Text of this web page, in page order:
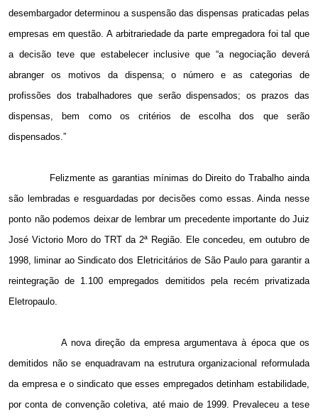
desembargador determinou a suspensão das dispensas praticadas pelas
empresas em questão. A arbitrariedade da parte empregadora foi tal que
a decisão teve que estabelecer inclusive que “a negociação deverá
abranger os motivos da dispensa; o número e as categorias de
profissões dos trabalhadores que serão dispensados; os prazos das
dispensas, bem como os critérios de escolha dos que serão
dispensados.”
Felizmente as garantias mínimas do Direito do Trabalho ainda
são lembradas e resguardadas por decisões como essas. Ainda nesse
ponto não podemos deixar de lembrar um precedente importante do Juiz
José Victorio Moro do TRT da 2ª Região. Ele concedeu, em outubro de
1998, liminar ao Sindicato dos Eletricitários de São Paulo para garantir a
reintegração de 1.100 empregados demitidos pela recém privatizada
Eletropaulo.
A nova direção da empresa argumentava à época que os
demitidos não se enquadravam na estrutura organizacional reformulada
da empresa e o sindicato que esses empregados detinham estabilidade,
por conta de convenção coletiva, até maio de 1999. Prevaleceu a tese